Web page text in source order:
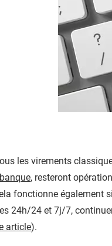
les virements
banque, resteront
fonctionne également
24h/24 et 7j/7,
article).